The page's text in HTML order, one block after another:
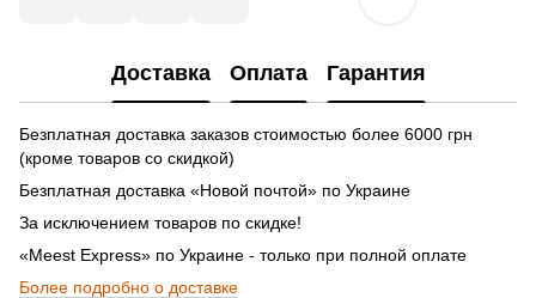
Доставка Оплата Гарантия
Безплатная доставка заказов стоимостью более 6000 грн
(кроме товаров со скидкой)
Безплатная доставка «Новой почтой» по Украине
За исключением товаров по скидке!
«Meest Express» по Украине - только при полной оплате
Более подробно о доставке